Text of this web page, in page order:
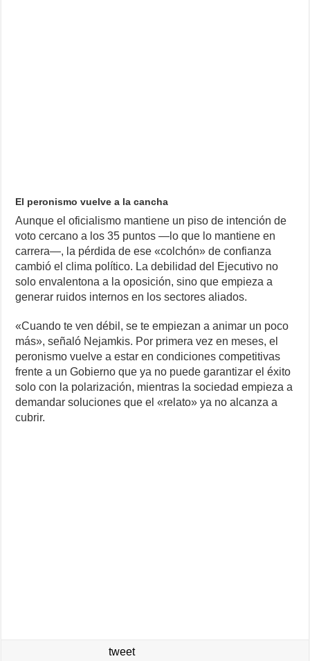
El peronismo vuelve a la cancha
Aunque el oficialismo mantiene un piso de intención de
voto cercano a los 35 puntos —lo que lo mantiene en
carrera—, la pérdida de ese «colchón» de confianza
cambió el clima político. La debilidad del Ejecutivo no
solo envalentona a la oposición, sino que empieza a
generar ruidos internos en los sectores aliados.
«Cuando te ven débil, se te empiezan a animar un poco
más», señaló Nejamkis. Por primera vez en meses, el
peronismo vuelve a estar en condiciones competitivas
frente a un Gobierno que ya no puede garantizar el éxito
solo con la polarización, mientras la sociedad empieza a
demandar soluciones que el «relato» ya no alcanza a
cubrir.
tweet